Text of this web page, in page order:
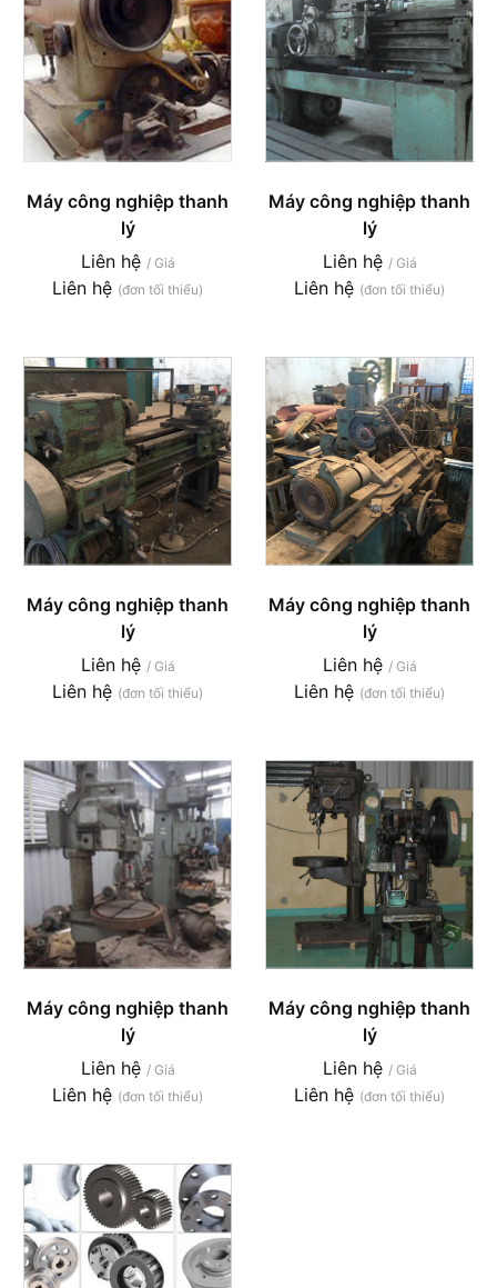
Máy công nghiệp thanh
lý
Liên hệ / Giá
Liên hệ (đơn tối thiểu)
Máy công nghiệp thanh
lý
Liên hệ / Giá
Liên hệ (đơn tối thiểu)
Máy công nghiệp thanh
lý
Liên hệ / Giá
Liên hệ (đơn tối thiểu)
Máy công nghiệp thanh
lý
Liên hệ / Giá
Liên hệ (đơn tối thiểu)
Máy công nghiệp thanh
lý
Liên hệ / Giá
Liên hệ (đơn tối thiểu)
Máy công nghiệp thanh
lý
Liên hệ / Giá
Liên hệ (đơn tối thiểu)